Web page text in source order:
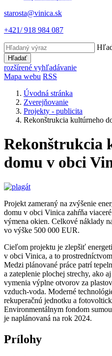
starosta@vinica.sk
+421/ 918 984 087
Hľadať
rozšírené vyhľadávanie
Mapa webu RSS
Úvodná stránka
Zverejňovanie
Projekty - publicita
Rekonštrukcia kultúrneho
Rekonštrukcia
domu v obci
Projekt zameraný na zvýšenie
domu v obci Vinica zahŕňa
výmena okien. Celkové náklady
vo výške 500 000 EUR.
Cieľom projektu je zlepšiť
v obci Vinica, a to
Medzi plánované práce patrí
a zateplenie plochej strechy, ako
vymenia výplne otvorov za
vzduch-voda. Moderné
rekuperačnú jednotku a
Environmentálnym fondom
je naplánovaná na rok 2024.
Prílohy